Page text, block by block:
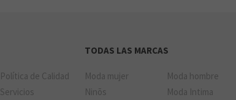
Política de Calidad
Servicios
TODAS LAS MARCAS
Moda mujer
Moda hombre
Ninõs
Moda Intima